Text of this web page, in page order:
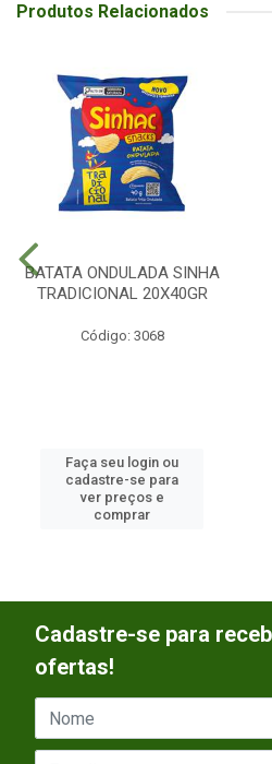
Produtos Relacionados
BATATA ONDULADA SINHA
TRADICIONAL 20X40GR
Código: 3068
Faça seu login ou
cadastre-se para
ver preços e
comprar
Cadastre-se para
ofertas!